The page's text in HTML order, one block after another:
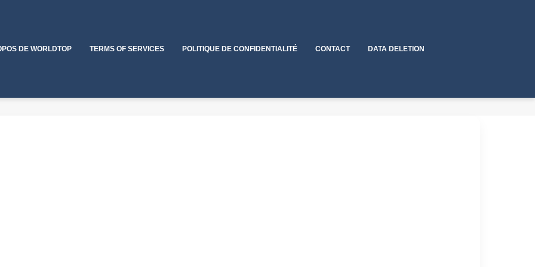
DE WORLDTOP TERMS OF SERVICES POLITIQUE DE CONFIDENTIALITÉ CONTACT DATA DELETION